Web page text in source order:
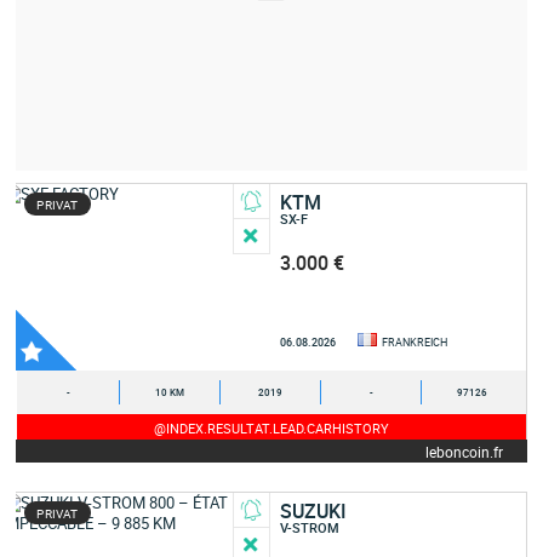
PRIVAT KTM
SX-F
3.000 €
06.08.2026 FRANKREICH
- 10 KM 2019 - 97126
@INDEX.RESULTAT.LEAD.CARHISTORY
leboncoin.fr
PRIVAT SUZUKI
V-STROM